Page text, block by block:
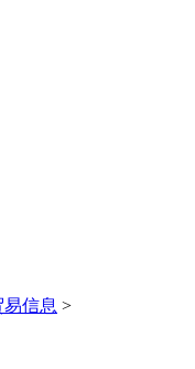
信息 >